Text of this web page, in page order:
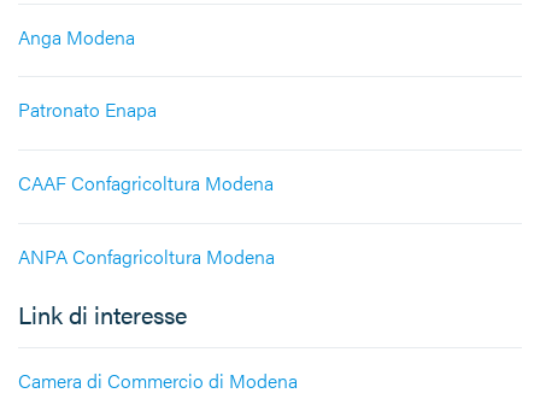
Anga Modena
Patronato Enapa
CAAF Confagricoltura Modena
ANPA Confagricoltura Modena
Link di interesse
Camera di Commercio di Modena